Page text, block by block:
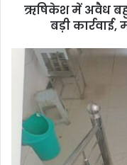
ऋषिकेश में अवैध
बड़ी